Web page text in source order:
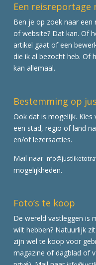
Een reisreportage
Ben je op zoek naar
of website? Dat kan. Of
artikel gaat of een
die ik al bezocht heb. Of
kan allemaal.
Bestemming op
Ook dat is mogelijk.
een stad, regio of land
en/of lezersacties.
Mail naar
mogelijkheden.
Foto’s te koop
De wereld vastleggen is
wilt hebben? Natuurlijk
zijn wel te koop voor
magazine of dagblad of